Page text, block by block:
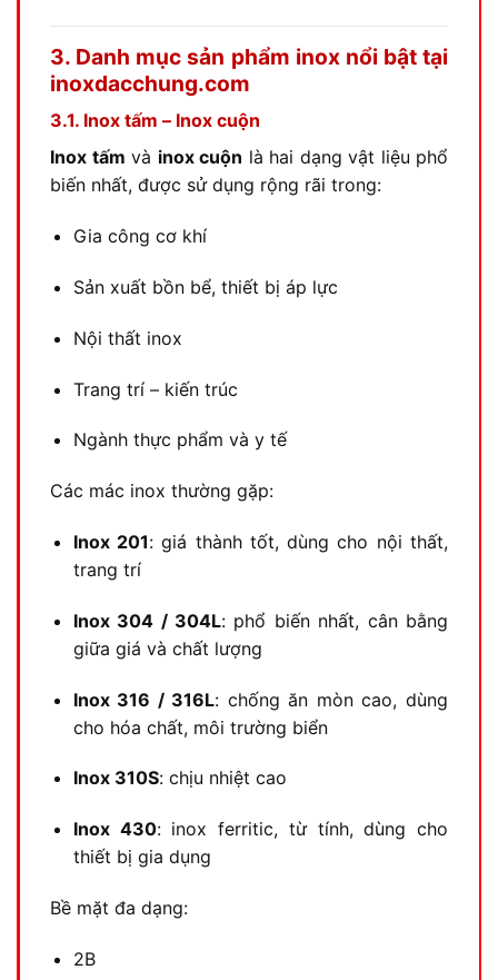
3. Danh mục sản phẩm inox nổi bật tại
inoxdacchung.com
3.1. Inox tấm – Inox cuộn
Inox tấm và inox cuộn là hai dạng vật liệu phổ
biến nhất, được sử dụng rộng rãi trong:
Gia công cơ khí
Sản xuất bồn bể, thiết bị áp lực
Nội thất inox
Trang trí – kiến trúc
Ngành thực phẩm và y tế
Các mác inox thường gặp:
Inox 201: giá thành tốt, dùng cho nội thất,
trang trí
Inox 304 / 304L: phổ biến nhất, cân bằng
giữa giá và chất lượng
Inox 316 / 316L: chống ăn mòn cao, dùng
cho hóa chất, môi trường biển
Inox 310S: chịu nhiệt cao
Inox 430: inox ferritic, từ tính, dùng cho
thiết bị gia dụng
Bề mặt đa dạng:
2B